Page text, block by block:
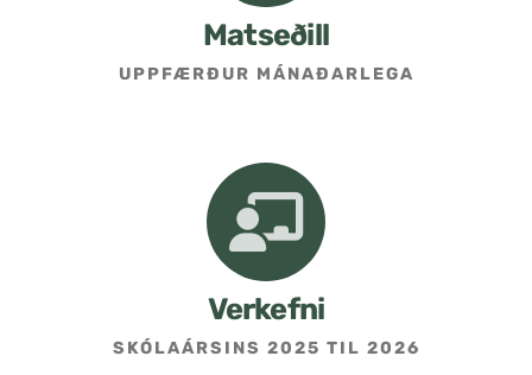
Matseðill
UPPFÆRÐUR MÁNAÐARLEGA
Verkefni
SKÓLAÁRSINS 2025 TIL 2026